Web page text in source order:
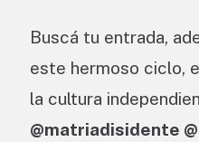
Buscá tu entrada,
este hermoso ciclo,
la cultura
@matriadisidente